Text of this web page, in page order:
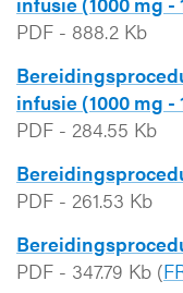
PDF - 888.2 Kb
infusie (1000 mg -
PDF - 284.55 Kb
PDF - 261.53 Kb
PDF - 347.79 Kb (